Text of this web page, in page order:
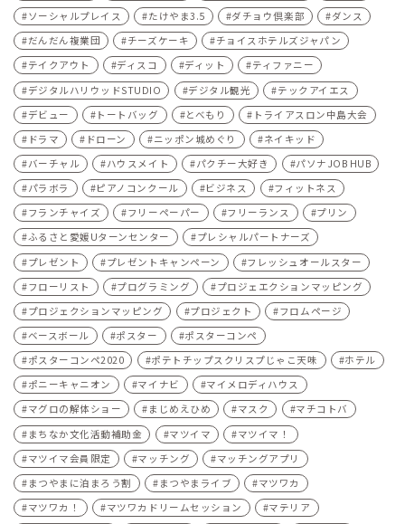
ソーシャルプレイス たけやま3.5 ダチョウ倶楽部
ダンス
だんだん複業団
チーズケーキ
チョイスホテルズジャパン
テイクアウト
ディスコ ディット
ティファニー
デジタルハリウッドSTUDIO
デジタル観光
テックアイエス
デビュー
トートバッグ とべもり
トライアスロン中島大会
ドラマ
ドローン ニッポン城めぐり
ネイキッド
バーチャル
ハウスメイト パクチー大好き
パソナJOB HUB
パラボラ
ピアノコンクール ビジネス
フィットネス
フランチャイズ
フリーペーパー フリーランス
プリン
ふるさと愛媛Uターンセンター
プレシャルパートナーズ
プレゼント
プレゼントキャンペーン
フレッシュオールスター
フローリスト
プログラミング
プロジェエクションマッピング
プロジェクションマッピング
プロジェクト
フロムページ
ベースボール
ポスター
ポスターコンペ
ポスターコンペ2020
ポテトチップスクリスプじゃこ天味
ホテル
ポニーキャニオン
マイナビ
マイメロディハウス
マグロの解体ショー
まじめえひめ マスク
マチコトバ
まちなか文化活動補助金
マツイマ
マツイマ！
マツイマ会員限定
マッチング
マッチングアプリ
まつやまに泊まろう割
まつやまライブ
マツワカ
マツワカ！
マツワカドリームセッション
マテリア